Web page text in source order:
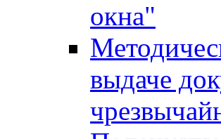
окна"
выдаче